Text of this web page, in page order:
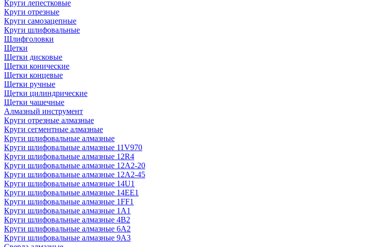
Круги лепестковые
Круги отрезные
Круги самозацепные
Круги шлифовальные
Шлифголовки
Щетки
Щетки дисковые
Щетки конические
Щетки концевые
Щетки ручные
Щетки цилиндрические
Щетки чашечные
Алмазный инструмент
Круги отрезные алмазные
Круги сегментные алмазные
Круги шлифовальные алмазные
Круги шлифовальные алмазные 11V970
Круги шлифовальные алмазные 12R4
Круги шлифовальные алмазные 12А2-20
Круги шлифовальные алмазные 12А2-45
Круги шлифовальные алмазные 14U1
Круги шлифовальные алмазные 14ЕЕ1
Круги шлифовальные алмазные 1FF1
Круги шлифовальные алмазные 1А1
Круги шлифовальные алмазные 4В2
Круги шлифовальные алмазные 6A2
Круги шлифовальные алмазные 9А3